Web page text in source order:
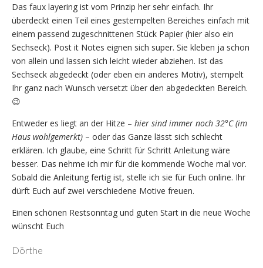
Das faux layering ist vom Prinzip her sehr einfach. Ihr
überdeckt einen Teil eines gestempelten Bereiches einfach mit
einem passend zugeschnittenen Stück Papier (hier also ein
Sechseck). Post it Notes eignen sich super. Sie kleben ja schon
von allein und lassen sich leicht wieder abziehen. Ist das
Sechseck abgedeckt (oder eben ein anderes Motiv), stempelt
Ihr ganz nach Wunsch versetzt über den abgedeckten Bereich.
😉
Entweder es liegt an der Hitze – hier sind immer noch 32°C (im
Haus wohlgemerkt) – oder das Ganze lässt sich schlecht
erklären. Ich glaube, eine Schritt für Schritt Anleitung wäre
besser. Das nehme ich mir für die kommende Woche mal vor.
Sobald die Anleitung fertig ist, stelle ich sie für Euch online. Ihr
dürft Euch auf zwei verschiedene Motive freuen.
Einen schönen Restsonntag und guten Start in die neue Woche
wünscht Euch
Dörthe